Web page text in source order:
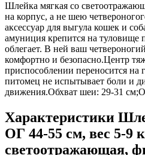
Шлейка мягкая со
на корпус, а не шею
аксессуар для выгула кошек и
амуниция крепится на туловище
облегает. В ней ваш
комфортно и безопасно.Центр
приспособлении переносится на
питомец не испытывает боли и
движения.Обхват шеи: 29-31
Характеристики
ОГ 44-55 см, вес 5-9
светоотражающая,